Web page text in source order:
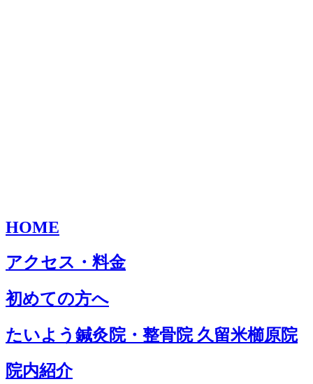
HOME
アクセス・料金
初めての方へ
たいよう鍼灸院・整骨院 久留米櫛原院
院内紹介